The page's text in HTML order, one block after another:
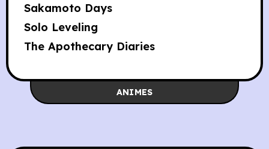
ANIMES
Sakamoto Days
Solo Leveling
The Apothecary Diaries